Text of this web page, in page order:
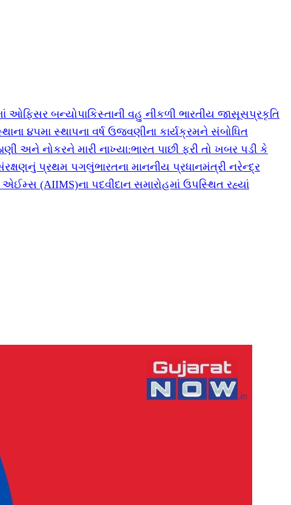
ઓફિસર બન્યોપાકિસ્તાની વહુ નીકળી ભારતીય જાસૂસપ્રકૃતિ
૪૫મા સ્થાપના વર્ષ ઉજવણીના કાર્યક્રમને સંબોધિત
અને નોકરને મારી નાખ્યા:ભારત પાછી ફરી તો ખબર પડી કે
પ્રથમ પગલુંભારતના માનનીય પ્રધાનમંત્રી નરેન્દ્ર
એઈમ્સ (AIIMS)ના પદવીદાન સમારોહમાં ઉપસ્થિત રહ્યાં